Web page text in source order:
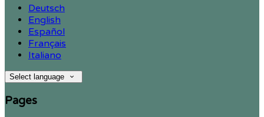
Deutsch
English
Español
Français
Italiano
Select language
Pages